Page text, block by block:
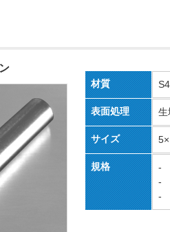
材質
表面処理 生
サイズ
規格
-
-
-